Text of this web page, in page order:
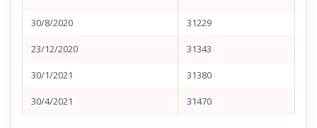
30/8/2020 31229
23/12/2020 31343
30/1/2021 31380
30/4/2021 31470